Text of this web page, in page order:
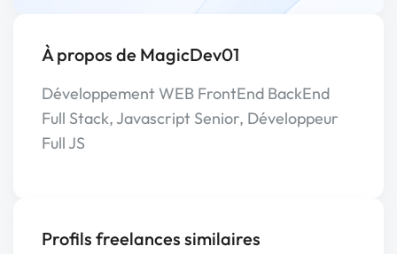
À propos de MagicDev01
Développement WEB FrontEnd BackEnd
Full Stack, Javascript Senior, Développeur
Full JS
Profils freelances similaires